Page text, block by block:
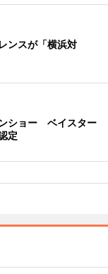
ンスが「横浜対
ショー ベイスター
定